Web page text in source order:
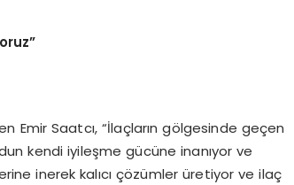
Emir Saatcı, “İlaçların gölgesinde geçen
kendi iyileşme gücüne inanıyor ve
inerek kalıcı çözümler üretiyor ve ilaç